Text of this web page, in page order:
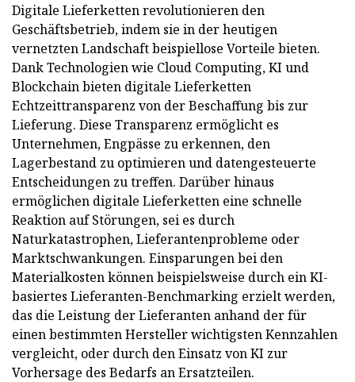
Digitale Lieferketten revolutionieren den
Geschäftsbetrieb, indem sie in der heutigen
vernetzten Landschaft beispiellose Vorteile bieten.
Dank Technologien wie Cloud Computing, KI und
Blockchain bieten digitale Lieferketten
Echtzeittransparenz von der Beschaffung bis zur
Lieferung. Diese Transparenz ermöglicht es
Unternehmen, Engpässe zu erkennen, den
Lagerbestand zu optimieren und datengesteuerte
Entscheidungen zu treffen. Darüber hinaus
ermöglichen digitale Lieferketten eine schnelle
Reaktion auf Störungen, sei es durch
Naturkatastrophen, Lieferantenprobleme oder
Marktschwankungen. Einsparungen bei den
Materialkosten können beispielsweise durch ein KI-
basiertes Lieferanten-Benchmarking erzielt werden,
das die Leistung der Lieferanten anhand der für
einen bestimmten Hersteller wichtigsten Kennzahlen
vergleicht, oder durch den Einsatz von KI zur
Vorhersage des Bedarfs an Ersatzteilen.